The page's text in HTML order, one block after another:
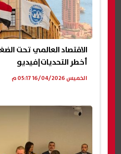
الاقتصاد العالمي تحت
أخطر التحديات|فيديو
الخميس 16/04/2026 05:17 م